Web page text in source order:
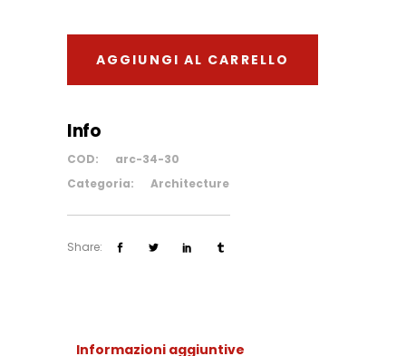
AGGIUNGI AL CARRELLO
Info
COD:
arc-34-30
Categoria:
Architecture
Share:
Informazioni aggiuntive